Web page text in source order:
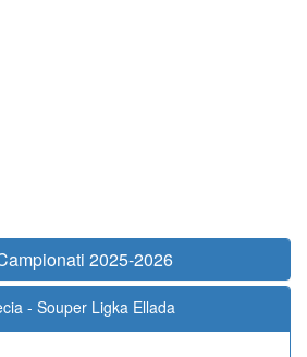
2025-2026
- Souper Ligka Ellada